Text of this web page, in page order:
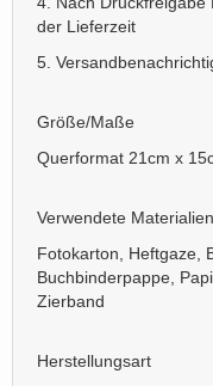
der Lieferzeit
5.
Größe/Maße
Querformat 21cm x
Verwendete Materialien
Fotokarton, Heftgaze,
Buchbinderpappe,
Zierband
Herstellungsart